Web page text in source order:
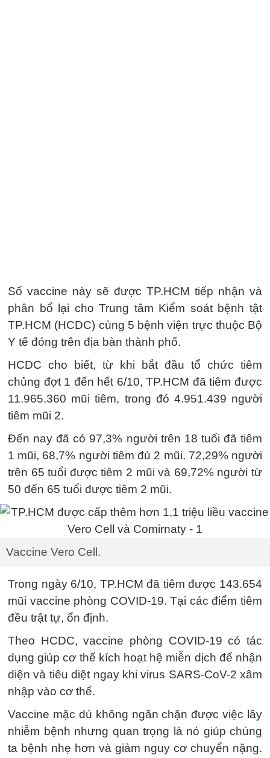
Số vaccine này sẽ được TP.HCM tiếp nhận và
phân bổ lại cho Trung tâm Kiểm soát bệnh tật
TP.HCM (HCDC) cùng 5 bệnh viện trực thuộc Bộ
Y tế đóng trên địa bàn thành phố.
HCDC cho biết, từ khi bắt đầu tổ chức tiêm
chủng đợt 1 đến hết 6/10, TP.HCM đã tiêm được
11.965.360 mũi tiêm, trong đó 4.951.439 người
tiêm mũi 2.
Đến nay đã có 97,3% người trên 18 tuổi đã tiêm
1 mũi, 68,7% người tiêm đủ 2 mũi. 72,29% người
trên 65 tuổi được tiêm 2 mũi và 69,72% người từ
50 đến 65 tuổi được tiêm 2 mũi.
Vaccine Vero Cell.
Trong ngày 6/10, TP.HCM đã tiêm được 143.654
mũi vaccine phòng COVID-19. Tại các điểm tiêm
đều trật tự, ổn định.
Theo HCDC, vaccine phòng COVID-19 có tác
dụng giúp cơ thể kích hoạt hệ miễn dịch để nhận
diện và tiêu diệt ngay khi virus SARS-CoV-2 xâm
nhập vào cơ thể.
Vaccine mặc dù không ngăn chặn được việc lây
nhiễm bệnh nhưng quan trọng là nó giúp chúng
ta bệnh nhẹ hơn và giảm nguy cơ chuyển nặng.